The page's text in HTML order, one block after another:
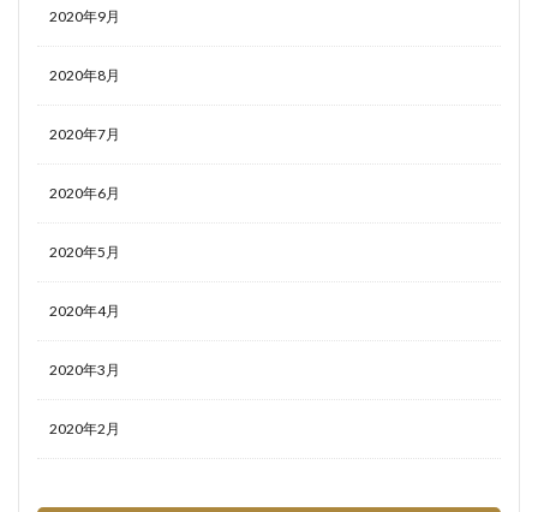
2020年9月
2020年8月
2020年7月
2020年6月
2020年5月
2020年4月
2020年3月
2020年2月